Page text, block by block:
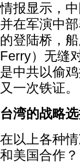
情报显示，
并在军演中
的登陆桥，
Ferry）无缝
是中共以偷
又一次铁证。
台湾的战略
在以上各种
和美国合作？